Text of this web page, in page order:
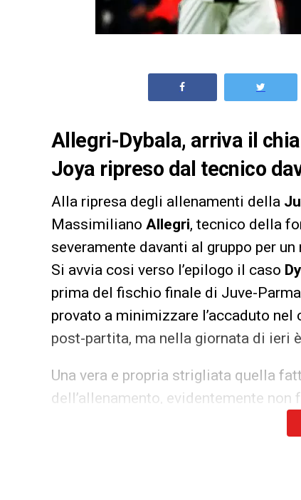
Allegri-Dybala, arriva il
Joya ripreso dal tecnico
Alla ripresa degli allenamenti della
Massimiliano Allegri, tecnico della
severamente davanti al gruppo per
Si avvia cosi verso l’epilogo il caso
prima del fischio finale di Juve-
provato a minimizzare l’accaduto
post-partita, ma nella giornata di ieri
Una vera e propria strigliata quella
dell’allenamento, evidentemente
quell’occasione. Prima della seduta